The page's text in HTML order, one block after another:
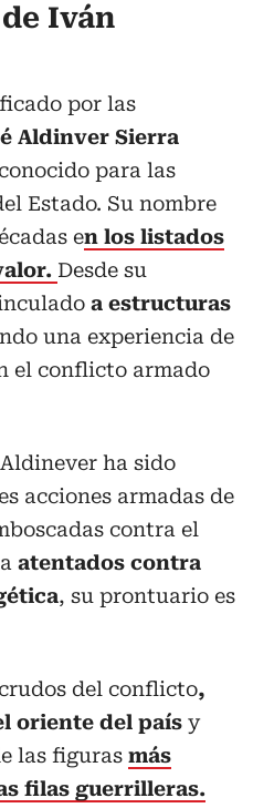
Iván
por las
Aldinver Sierra
para las
Estado. Su nombre
en los listados
Desde su
a estructuras
una experiencia de
el conflicto armado
ha sido
acciones armadas de
contra el
atentados contra
, su prontuario es
del conflicto,
oriente del país y
las figuras más
filas guerrilleras.